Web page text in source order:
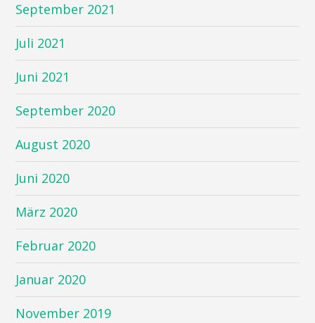
September 2021
Juli 2021
Juni 2021
September 2020
August 2020
Juni 2020
März 2020
Februar 2020
Januar 2020
November 2019